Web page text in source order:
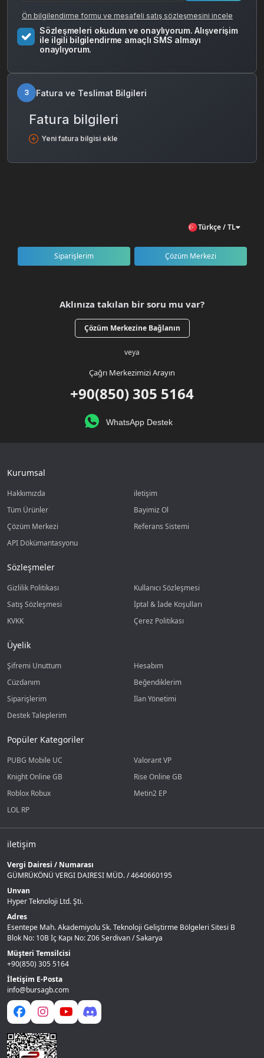
Ön bilgilendirme formu ve mesafeli satış sözleşmesini incele
Sözleşmeleri okudum ve onaylıyorum. Alışverişim
ile ilgili bilgilendirme amaçlı SMS almayı
onaylıyorum.
3 Fatura ve Teslimat Bilgileri
Fatura bilgileri
Yeni fatura bilgisi ekle
Türkçe / TL
Siparişlerim Çözüm Merkezi
Aklınıza takılan bir soru mu var?
Çözüm Merkezine Bağlanın
veya
Çağrı Merkezimizi Arayın
+90(850) 305 5164
WhatsApp Destek
Kurumsal
Hakkımızda
iletişim
Tüm Ürünler
Bayimiz Ol
Çözüm Merkezi
Referans Sistemi
API Dökümantasyonu
Sözleşmeler
Gizlilik Politikası
Kullanıcı Sözleşmesi
Satış Sözleşmesi
İptal & İade Koşulları
KVKK
Çerez Politikası
Üyelik
Şifremi Unuttum
Hesabım
Cüzdanım
Beğendiklerim
Siparişlerim
İlan Yönetimi
Destek Taleplerim
Popüler Kategoriler
PUBG Mobile UC
Valorant VP
Knight Online GB
Rise Online GB
Roblox Robux
Metin2 EP
LOL RP
iletişim
Vergi Dairesi / Numarası
GÜMRÜKÖNÜ VERGI DAIRESI MÜD. / 4640660195
Unvan
Hyper Teknoloji Ltd. Şti.
Adres
Esentepe Mah. Akademiyolu Sk. Teknoloji Geliştirme Bölgeleri Sitesi B
Blok No: 10B İç Kapı No: Z06 Serdivan / Sakarya
Müşteri Temsilcisi
+90(850) 305 5164
İletişim E-Posta
info@bursagb.com